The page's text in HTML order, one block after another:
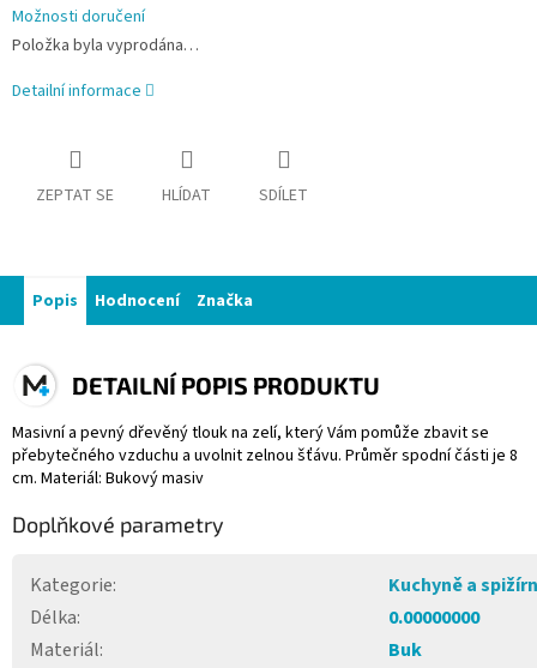
Možnosti doručení
Položka byla vyprodána…
Detailní informace
ZEPTAT SE HLÍDAT SDÍLET
Popis Hodnocení Značka
DETAILNÍ POPIS PRODUKTU
Masivní a pevný dřevěný tlouk na zelí, který Vám pomůže zbavit se
přebytečného vzduchu a uvolnit zelnou šťávu. Průměr spodní části je 8
cm. Materiál: Bukový masiv
Doplňkové parametry
Kategorie:
Kuchyně a
Délka:
0.00000000
Materiál:
Buk